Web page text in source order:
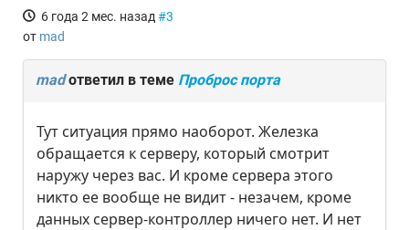
6 года 2 мес. назад #3
от mad
madответил в теме Проброс порта
Тут ситуация прямо наоборот. Железка
обращается к серверу, который смотрит
наружу через вас. И кроме сервера этого
никто ее вообще не видит - незачем, кроме
данных сервер-контроллер ничего нет. И нет